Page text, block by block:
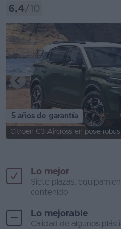
Foro
opiniones
Guías
compra
Comparador
Favoritos
coche
Ventas
6,4/10
5 años de garantía
Lo mejor
Siete plazas,
contenido
Lo mejorable
Calidad de algunos